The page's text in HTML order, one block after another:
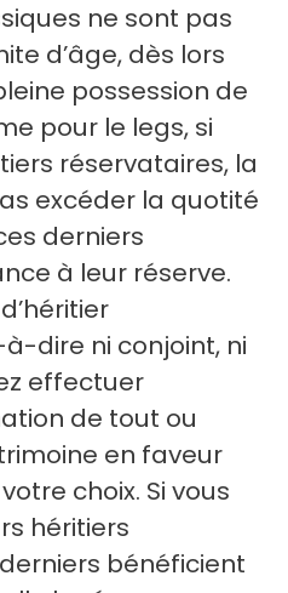
ne sont pas
d’âge, dès lors
possession de
pour le legs, si
réservataires, la
excéder la quotité
derniers
à leur réserve.
dire ni conjoint, ni
effectuer
de tout ou
en faveur
choix. Si vous
héritiers
bénéficient